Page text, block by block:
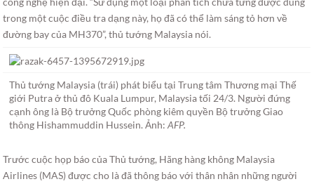
trong một cuộc điều tra dạng này, họ đã có thể làm sáng tỏ hơn về
đường bay của MH370”, thủ tướng Malaysia nói.
Thủ tướng Malaysia (trái) phát biểu tại Trung tâm Thương mại Thế
giới Putra ở thủ đô Kuala Lumpur, Malaysia tối 24/3. Người đứng
cạnh ông là Bộ trưởng Quốc phòng kiêm quyền Bộ trưởng Giao
thông Hishammuddin Hussein. Ảnh:AFP.
Trước cuộc họp báo của Thủ tướng, Hãng hàng không Malaysia
Airlines (MAS) được cho là đã thông báo với thân nhân những người